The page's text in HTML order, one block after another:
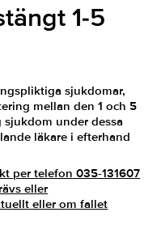
1-5
sjukdomar,
mellan den 1 och 5
under dessa
läkare i efterhand
per telefon 035-131607
eller
eller om fallet